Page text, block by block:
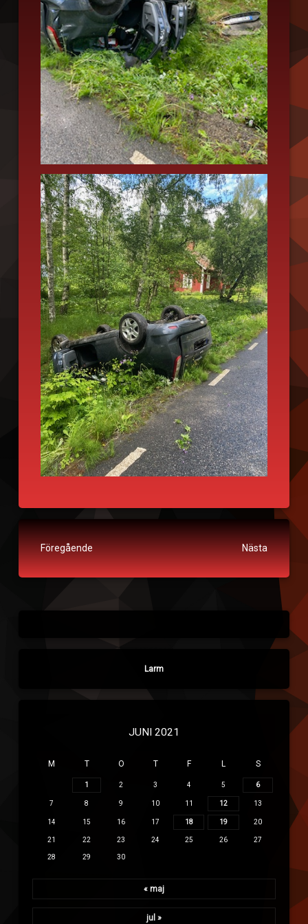
Fortsätt läsa
Föregående Nästa
Larm
JUNI 2021
M T O T F L S
1 2 3 4 5 6
7 8 9 10 11 12 13
14 15 16 17 18 19 20
21 22 23 24 25 26 27
28 29 30
« maj
jul »